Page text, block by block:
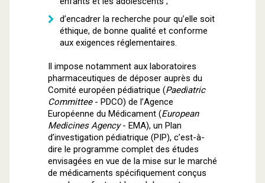
d’encadrer la recherche pour qu’elle soit
éthique, de bonne qualité et conforme
aux exigences réglementaires.
Il impose notamment aux laboratoires
pharmaceutiques de déposer auprès du
Comité européen pédiatrique (Paediatric
Committee- PDCO) de l’Agence
Européenne du Médicament (European
Medicines Agency- EMA), un Plan
d’investigation pédiatrique (PIP), c’est-à-
dire le programme complet des études
envisagées en vue de la mise sur le marché
de médicaments spécifiquement conçus